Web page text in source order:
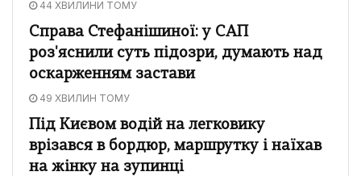
44 ХВИЛИНИ ТОМУ
Справа Стефанішиної: у САП
роз'яснили суть підозри, думають над
оскарженням застави
49 ХВИЛИН ТОМУ
Під Києвом водій на легковику
врізався в бордюр, маршрутку і наїхав
на жінку на зупинці